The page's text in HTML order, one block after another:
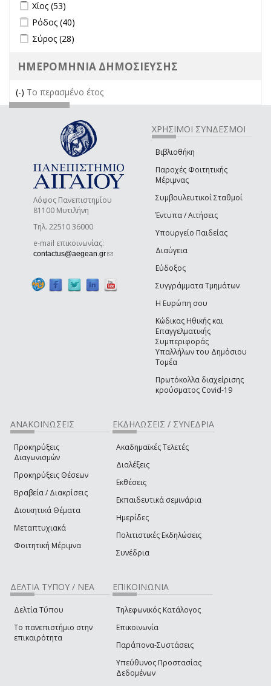
Apply Χίος filter
Χίος (53)
Apply Ρόδος filter
Ρόδος (40)
Apply Σύρος filter
Σύρος (28)
ΗΜΕΡΟΜΗΝΙΑ ΔΗΜΟΣΙΕΥΣΗΣ
(-) Remove Το περασμένο έτος filter
Το περασμένο έτος
Λόφος Πανεπιστημίου
81100 Μυτιλήνη
Τηλ. 22510 36000
e-mail επικοινωνίας:
contactus@aegean.gr(link sends e-mail)
ΧΡΗΣΙΜΟΙ ΣΥΝΔΕΣΜΟΙ
Βιβλιοθήκη
Παροχές Φοιτητικής
Μέριμνας
Συμβουλευτικοί Σταθμοί
Έντυπα / Αιτήσεις
Υπουργείο Παιδείας
Διαύγεια
Εύδοξος
Συγγράμματα Τμημάτων
Η Ευρώπη σου
Κώδικας Ηθικής και
Επαγγελματικής
Συμπεριφοράς
Υπαλλήλων του Δημόσιου
Τομέα
Πρωτόκολλα διαχείρισης
κρούσματος Covid-19
ΑΝΑΚΟΙΝΩΣΕΙΣ
Προκηρύξεις
Διαγωνισμών
Προκηρύξεις Θέσεων
Βραβεία / Διακρίσεις
Διοικητικά Θέματα
Μεταπτυχιακά
Φοιτητική Μέριμνα
ΕΚΔΗΛΩΣΕΙΣ / ΣΥΝΕΔΡΙΑ
Ακαδημαϊκές Τελετές
Διαλέξεις
Εκθέσεις
Εκπαιδευτικά σεμινάρια
Ημερίδες
Πολιτιστικές Εκδηλώσεις
Συνέδρια
ΔΕΛΤΙΑ ΤΥΠΟΥ / ΝΕΑ
Δελτία Τύπου
Το πανεπιστήμιο στην
επικαιρότητα
ΕΠΙΚΟΙΝΩΝΙΑ
Τηλεφωνικός Κατάλογος
Επικοινωνία
Παράπονα-Συστάσεις
Υπεύθυνος Προστασίας
Δεδομένων